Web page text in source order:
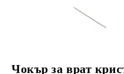
Чокър за врат